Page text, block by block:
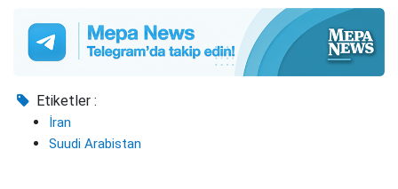
Etiketler :
İran
Suudi Arabistan